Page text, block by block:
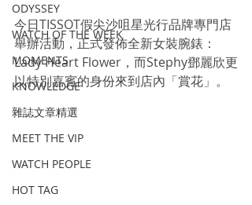
ODYSSEY
WATCH OF THE WEEK
MOMENTS
KNOWLEDGE
雜誌文章精選
MEET THE VIP
WATCH PEOPLE
HOT TAG
今日TISSOT假尖沙咀星光行品牌專門店
舉辦活動，正式發佈全新女裝腕錶：
Lady Heart Flower，而Stephy鄧麗欣更
以特別嘉賓的身份來到店內「賞花」。